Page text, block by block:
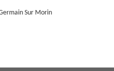
Sur Morin